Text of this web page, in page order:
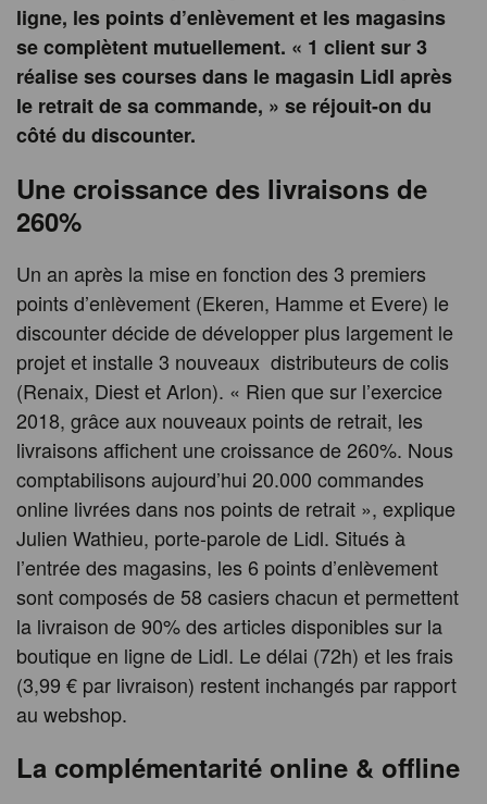
ligne, les points d’enlèvement et les magasins
se complètent mutuellement. « 1 client sur 3
réalise ses courses dans le magasin Lidl après
le retrait de sa commande, » se réjouit-on du
côté du discounter.
Une croissance des livraisons de
260%
Un an après la mise en fonction des 3 premiers
points d’enlèvement (Ekeren, Hamme et Evere) le
discounter décide de développer plus largement le
projet et installe 3 nouveaux distributeurs de colis
(Renaix, Diest et Arlon). « Rien que sur l’exercice
2018, grâce aux nouveaux points de retrait, les
livraisons affichent une croissance de 260%. Nous
comptabilisons aujourd’hui 20.000 commandes
online livrées dans nos points de retrait », explique
Julien Wathieu, porte-parole de Lidl. Situés à
l’entrée des magasins, les 6 points d’enlèvement
sont composés de 58 casiers chacun et permettent
la livraison de 90% des articles disponibles sur la
boutique en ligne de Lidl. Le délai (72h) et les frais
(3,99 € par livraison) restent inchangés par rapport
au webshop.
La complémentarité online & offline